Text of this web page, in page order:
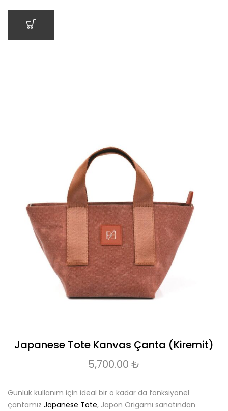
Japanese Tote Kanvas Çanta (Kiremit)
5,700.00 ₺
Günlük kullanım için ideal bir o kadar da fonksiyonel
çantamız Japanese Tote, Japon Origamı sanatından